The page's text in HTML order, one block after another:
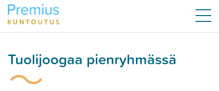
Tuolijoogaa pienryhmässä